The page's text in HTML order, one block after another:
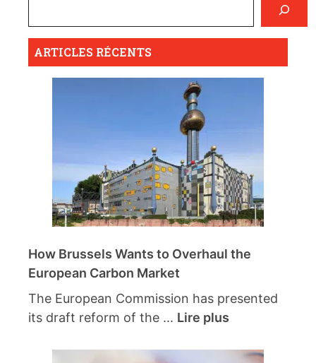
ARTICLES RÉCENTS
How Brussels Wants to Overhaul the
European Carbon Market
The European Commission has presented
its draft reform of the ... Lire plus